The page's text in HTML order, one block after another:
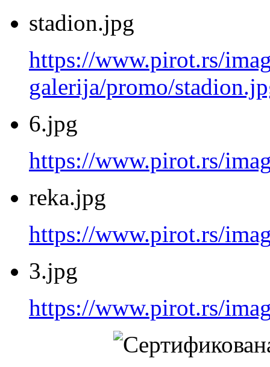
stadion.jpg
https://www.pirot.rs/
galerija/promo/
6.jpg
https://www.pirot.rs/
reka.jpg
https://www.pirot.rs/
3.jpg
https://www.pirot.rs/